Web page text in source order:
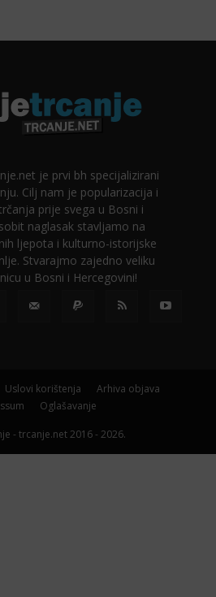
je prvi bh specijalizirani
Cilj nam je popularizacija i
prije svega u Bosni i
naglasak stavljamo na
ljepota i kulturno-istorijske
Stvarajmo zajedno veliku
u Bosni i Hercegovini!
Uslovi korištenja
Arhiva objava
Oglašavanje
- trcanje.net 2016 - 2026.